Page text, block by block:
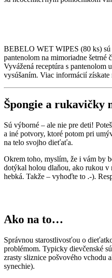
BEBELO WET WIPES (80 ks) sú
pantenolom na mimoriadne šetrné
Vyvážená receptúra s pantenolom
vysúšaním. Viac informácií získate
Špongie a rukavičky
Sú výborné – ale nie pre deti!
a iné potvory, ktoré potom pri
na telo svojho dieťaťa.
Okrem toho, myslím, že i vám by
dotýkal holou dlaňou, ako rukou
hebká. Takže – vyhoďte to .-).
Ako na to…
Správnou starostlivosťou o
problémom. Typicky dievčenské
zrasty sliznice pošvového vchodu
synechie).